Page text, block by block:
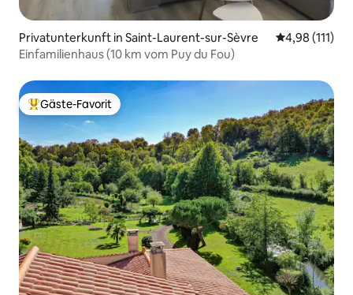
Privatunterkunft in Saint-Laurent-sur-Sèvre
4,98 (111)
Einfamilienhaus (10 km vom Puy du Fou)
Beliebter Gäste-Favorit.
Gäste-Favorit